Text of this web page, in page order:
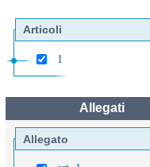
Articoli
1
Allegati
Allegato